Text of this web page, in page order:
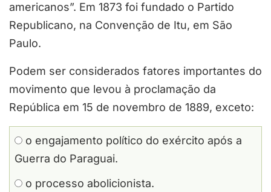
americanos”. Em 1873 foi fundado o Partido
Republicano, na Convenção de Itu, em São
Paulo.
Podem ser considerados fatores importantes do
movimento que levou à proclamação da
República em 15 de novembro de 1889, exceto:
o engajamento político do exército após a
Guerra do Paraguai.
o processo abolicionista.